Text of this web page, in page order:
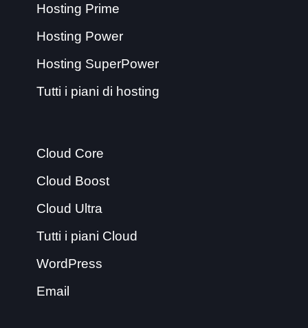
Hosting Prime
Hosting Power
Hosting SuperPower
Tutti i piani di hosting
Cloud Core
Cloud Boost
Cloud Ultra
Tutti i piani Cloud
WordPress
Email